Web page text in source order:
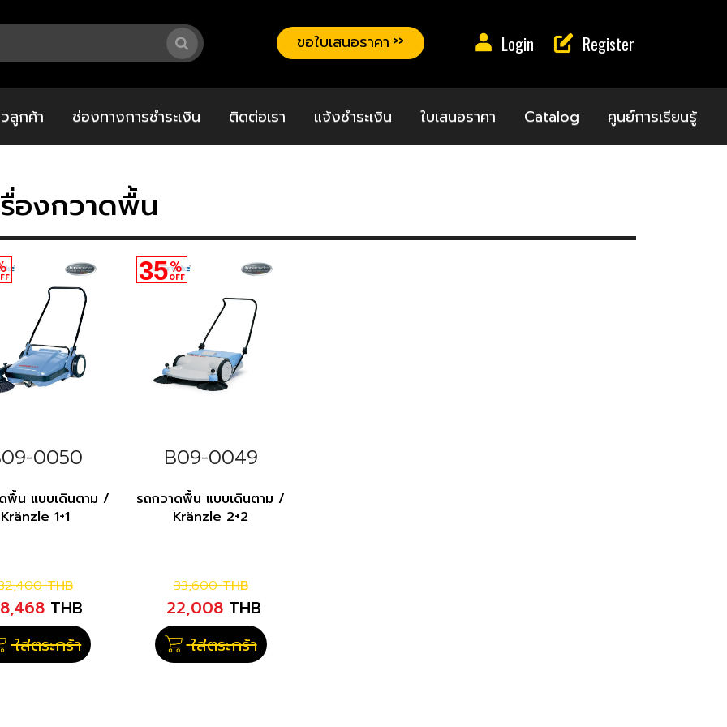
ลูกค้า ช่องทางการชำระเงิน ติดต่อเรา แจ้งชำระเงิน ใบเสนอราคา Catalog ศูนย์การเรียนรู้
ขอใบเสนอราคา >> Login Register
องกวาดพื้น
0050
พื้น แบบเดินตาม /
Kränzle 1+1
THB
THB
ใส่ตระกร้า
35%
OFF
B09-0049
รถกวาดพื้น แบบเดินตาม /
Kränzle 2+2
33,600 THB
22,008 THB
ใส่ตระกร้า